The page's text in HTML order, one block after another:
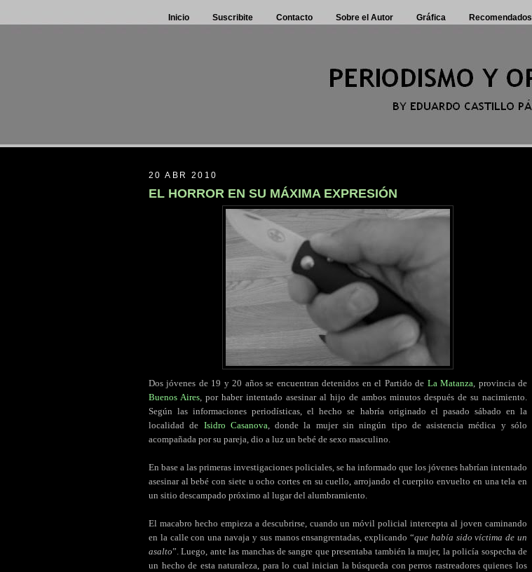
Inicio Suscribite Contacto Sobre el Autor Gráfica Recomendados
20 ABR 2010
EL HORROR EN SU MÁXIMA EXPRESIÓN
Dos jóvenes de 19 y 20 años se encuentran detenidos en el Partido de La Matanza, provincia de
Buenos Aires, por haber intentado asesinar al hijo de ambos minutos después de su nacimiento.
Según las informaciones periodísticas, el hecho se habría originado el pasado sábado en la
localidad de Isidro Casanova, donde la mujer sin ningún tipo de asistencia médica y sólo
acompañada por su pareja, dio a luz un bebé de sexo masculino.
En base a las primeras investigaciones policiales, se ha informado que los jóvenes habrían intentado
asesinar al bebé con siete u ocho cortes en su cuello, arrojando el cuerpito envuelto en una tela en
un sitio descampado próximo al lugar del alumbramiento.
El macabro hecho empieza a descubrirse, cuando un móvil policial intercepta al joven caminando
en la calle con una navaja y sus manos ensangrentadas, explicando “que había sido víctima de un
asalto”. Luego, ante las manchas de sangre que presentaba también la mujer, la policía sospecha de
un hecho de esta naturaleza, para lo cual inician la búsqueda con perros rastreadores quienes los